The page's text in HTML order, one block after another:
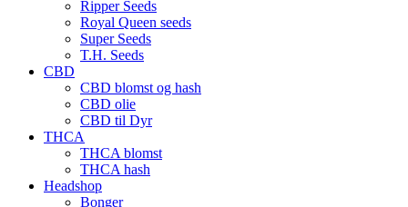
Ripper Seeds
Royal Queen seeds
Super Seeds
T.H. Seeds
CBD
CBD blomst og hash
CBD olie
CBD til Dyr
THCA
THCA blomst
THCA hash
Headshop
Bonger